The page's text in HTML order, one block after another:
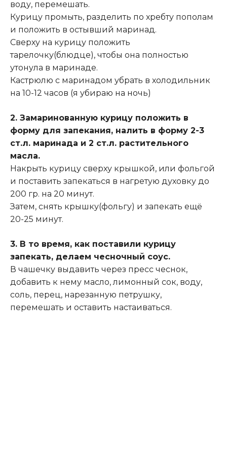
воду, перемешать.
Курицу промыть, разделить по хребту пополам
и положить в остывший маринад.
Сверху на курицу положить
тарелочку(блюдце), чтобы она полностью
утонула в маринаде.
Кастрюлю с маринадом убрать в холодильник
на 10-12 часов (я убираю на ночь)
2. Замаринованную курицу положить в
форму для запекания, налить в форму 2-3
ст.л. маринада и 2 ст.л. растительного
масла.
Накрыть курицу сверху крышкой, или фольгой
и поставить запекаться в нагретую духовку до
200 гр. на 20 минут.
Затем, снять крышку(фольгу) и запекать ещё
20-25 минут.
3. В то время, как поставили курицу
запекать, делаем чесночный соус.
В чашечку выдавить через пресс чеснок,
добавить к нему масло, лимонный сок, воду,
соль, перец, нарезанную петрушку,
перемешать и оставить настаиваться.